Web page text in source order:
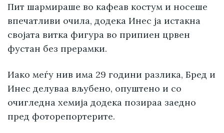
Пит шармираше во кафеав костум и носеше
впечатливи очила, додека Инес ја истакна
својата витка фигура во припиен црвен
фустан без прерамки.
Иако меѓу нив има 29 години разлика, Бред и
Инес делуваа вљубено, опуштено и со
очигледна хемија додека позираа заедно
пред фоторепортерите.